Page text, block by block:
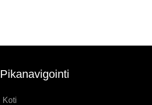
Pikanavigointi
Koti